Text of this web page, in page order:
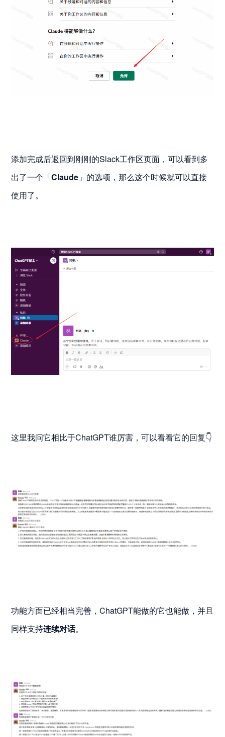
添加完成后返回到刚刚的Slack工作区页面，可以看到多
出了一个「Claude 」的选项，那么这个时候就可以直接
使用了。
这里我问它相比于ChatGPT谁厉害，可以看看它的回复👇
功能方面已经相当完善，ChatGPT能做的它也能做，并且
同样支持连续对话。